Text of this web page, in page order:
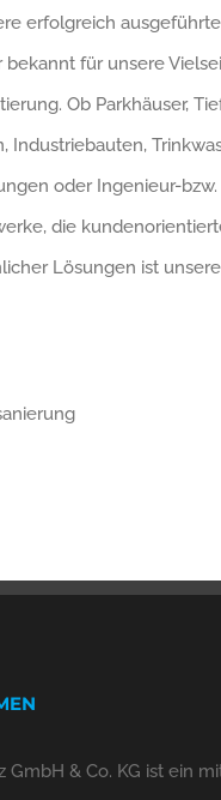
erfolgreich
bekannt für unsere
Ob Parkhäuser,
Industriebauten,
oder Ingenieur-bzw.
die
Lösungen ist
GmbH & Co. KG ist ein